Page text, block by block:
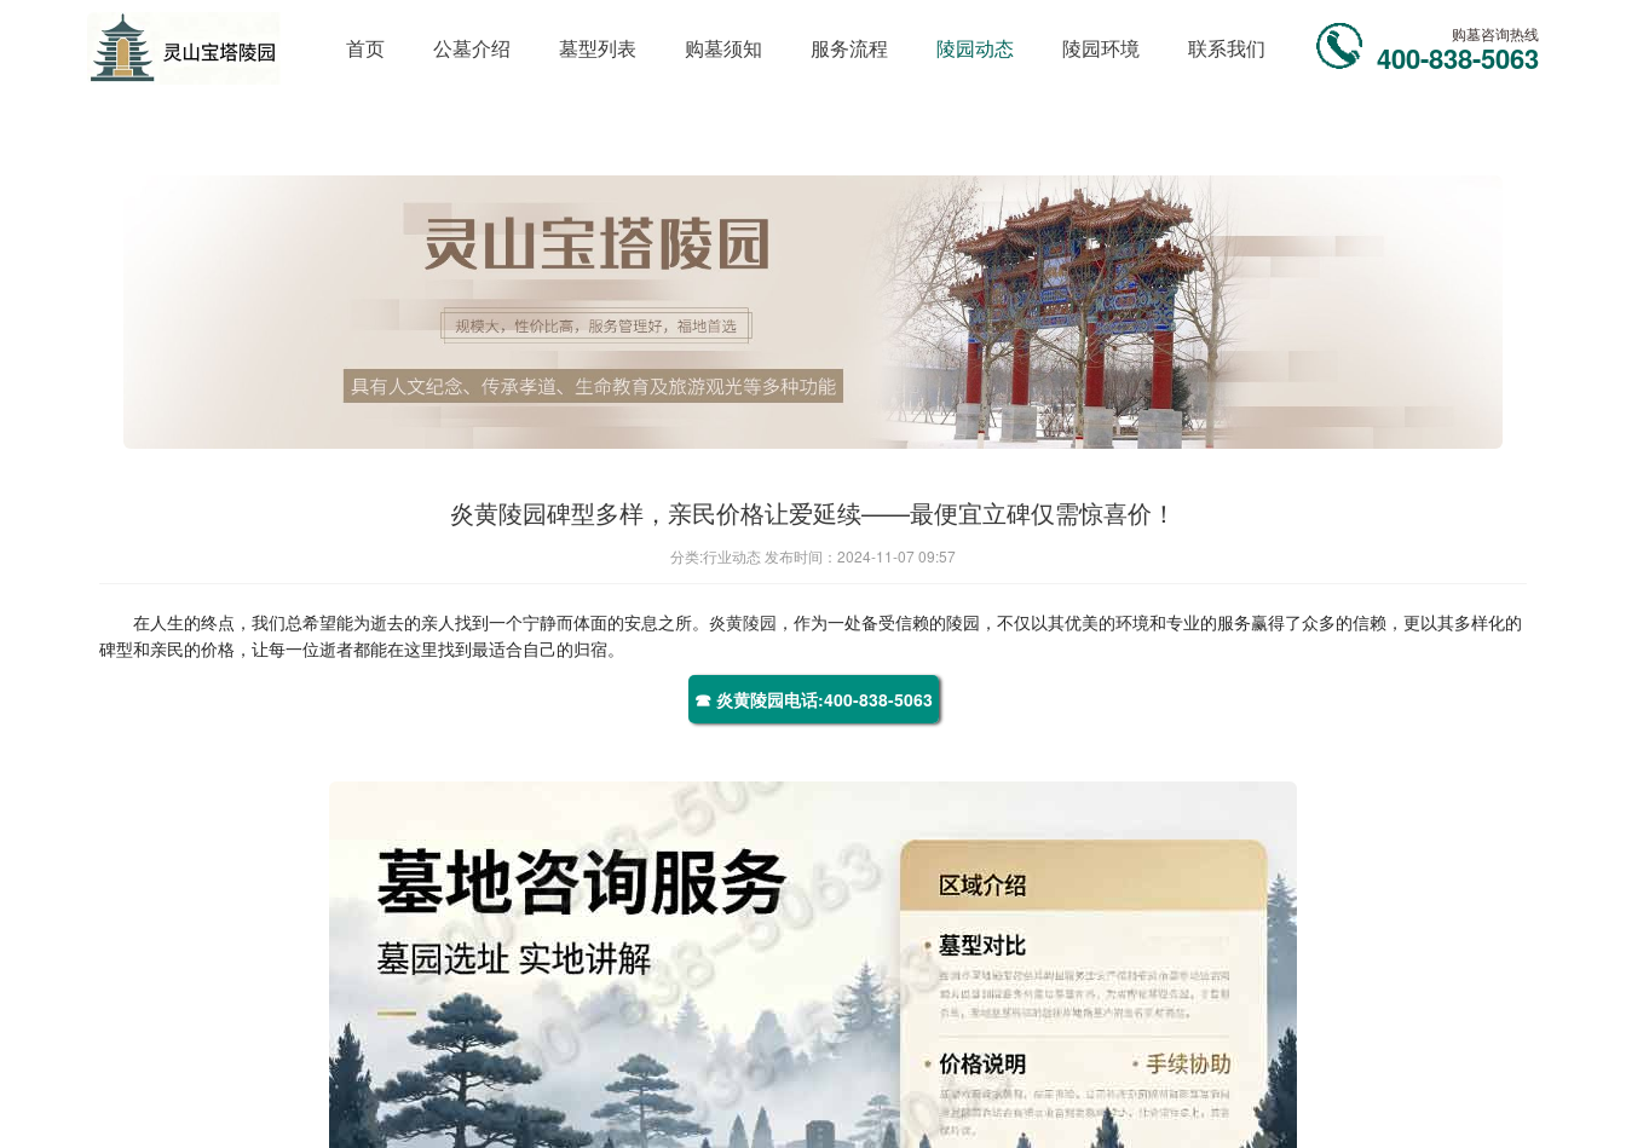
首页 公墓介绍 墓型列表 购墓须知 服务流程 陵园动态 陵园环境 联系我们
购墓咨询热线
400-838-5063
炎黄陵园碑型多样，亲民价格让爱延续——最便宜立碑仅需惊喜价！
分类:行业动态 发布时间：2024-11-07 09:57
在人生的终点，我们总希望能为逝去的亲人找到一个宁静而体面的安息之所。 炎黄陵园 ，作为一处备受信赖的陵园，不仅以其优美的环境和专业的服务赢得了众多的信赖，更以其多样化的
碑型和亲民的价格，让每一位逝者都能在这里找到最适合自己的归宿。
☎ 炎黄陵园电话:400-838-5063